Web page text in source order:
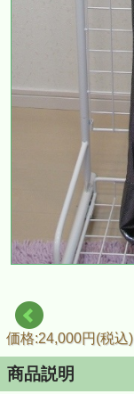
価格:24,000円(税込)
商品説明